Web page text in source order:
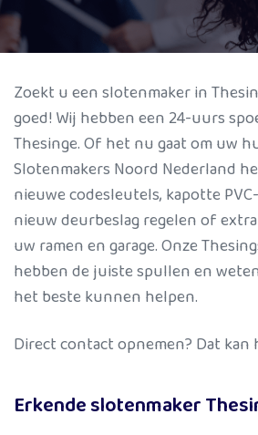
Zoekt u een slotenmaker in
goed! Wij hebben een 24-uurs
Thesinge. Of het nu gaat om uw
Slotenmakers Noord Nederland
nieuwe codesleutels, kapotte
nieuw deurbeslag regelen of
uw ramen en garage. Onze
hebben de juiste spullen en
het beste kunnen helpen.
Direct contact opnemen? Dat kan
Erkende slotenmaker